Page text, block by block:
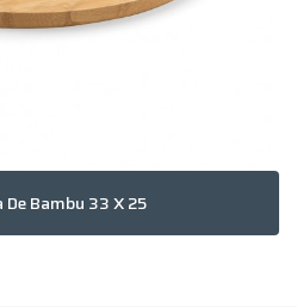
Bambu 33 X 25